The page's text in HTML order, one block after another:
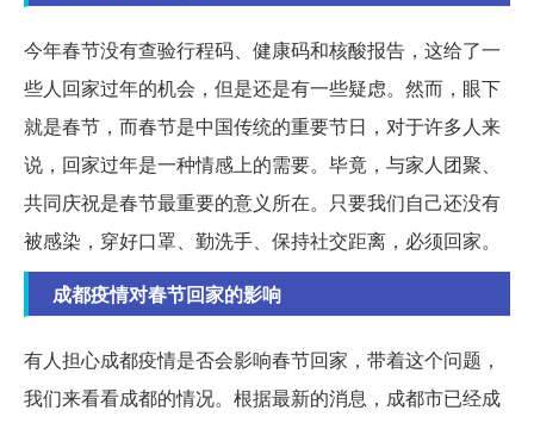
今年春节没有查验行程码、健康码和核酸报告，这给了一
些人回家过年的机会，但是还是有一些疑虑。然而，眼下
就是春节，而春节是中国传统的重要节日，对于许多人来
说，回家过年是一种情感上的需要。毕竟，与家人团聚、
共同庆祝是春节最重要的意义所在。只要我们自己还没有
被感染，穿好口罩、勤洗手、保持社交距离，必须回家。
成都疫情对春节回家的影响
有人担心成都疫情是否会影响春节回家，带着这个问题，
我们来看看成都的情况。根据最新的消息，成都市已经成